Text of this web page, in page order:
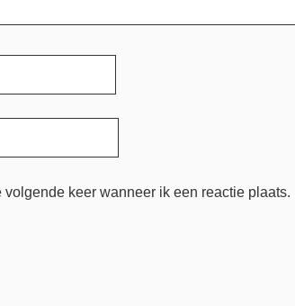
keer wanneer ik een reactie plaats.